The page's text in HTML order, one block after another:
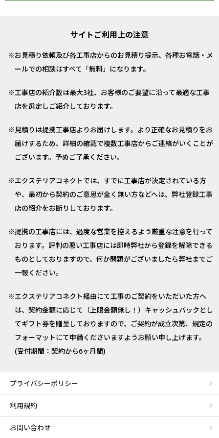
サイトご利用上の注意
お見積り依頼及び各工事店からのお見積り提示、各種お電話・メ
ールでの相談はすべて「無料」になります。
工事店の紹介数は最大3社、お客様のご要望に沿って最適な工事
店を選定しご紹介しております。
見積りは提携工事店よりお届けします。より正確なお見積りをお
届けするため、詳細の確認で複数工事店からご連絡がいくことが
ございます。予めご了承ください。
エクステリアコネクトでは、すでに工事店が決定されている方
や、最初から契約のご意思が全く無い方などへは、弊社登録工事
店の紹介をお断りしております。
提携の工事店には、過度な営業を控えるよう厳重な注意を行って
おります。評判の悪い工事店には即時弊社から登録を解除できる
ものとしておりますので、何か問題がございましたら弊社までご
一報ください。
エクステリアコネクト経由にて工事のご契約をいただいた方へ
は、契約金額に応じて（上限金額無し！）キャッシュバックとし
てギフト券を贈呈しておりますので、ご契約が成立次第、規定の
フォーマットにて申請くださいますようお願い申し上げます。
(受付期間：契約から6ヶ月間)
プライバシーポリシー
利用規約
お問い合わせ